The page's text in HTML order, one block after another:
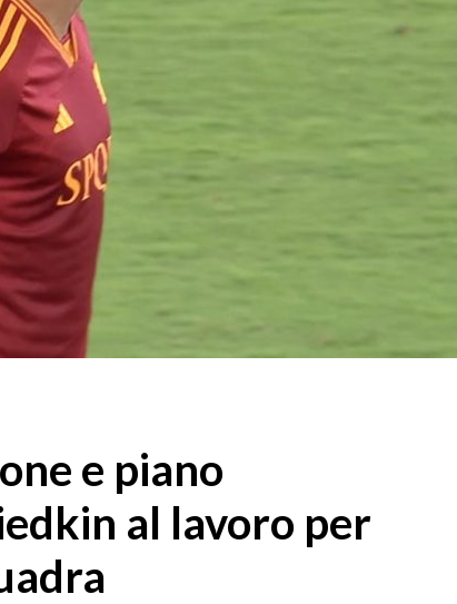
e piano
al lavoro per
Molina alla Roma: è